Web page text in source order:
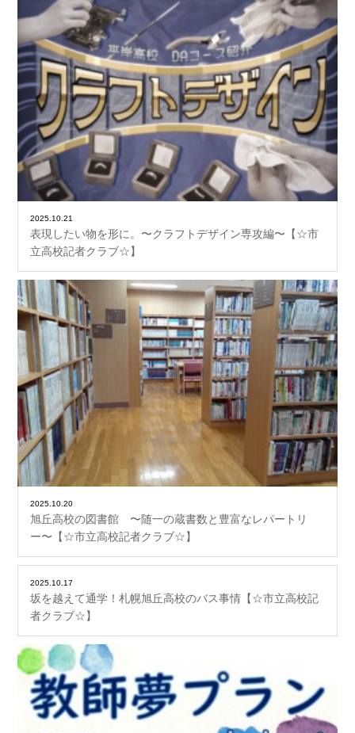
2025.10.21
表現したい物を形に。〜クラフトデザイン専攻編〜【☆市
立高校記者クラブ☆】
2025.10.20
旭丘高校の図書館 〜随一の蔵書数と豊富なレパートリ
ー〜【☆市立高校記者クラブ☆】
2025.10.17
坂を越えて通学！札幌旭丘高校のバス事情【☆市立高校記
者クラブ☆】